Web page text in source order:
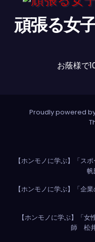
頑張る女
お蔭様で
Proudly powered
【ホンモノに学ぶ】「ス
【ホンモノに学ぶ】「企
【ホンモノに学ぶ】「
師 松